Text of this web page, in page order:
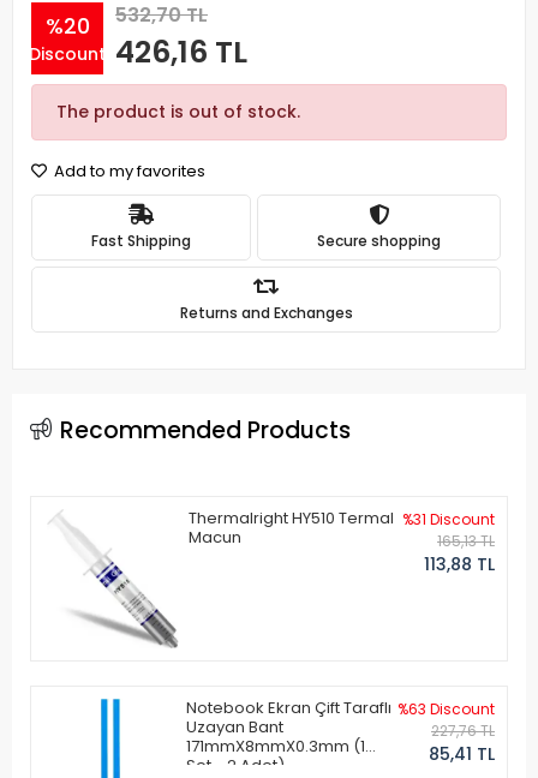
%20
Discount
532,70 TL
426,16 TL
The product is out of stock.
Add to my favorites
Fast Shipping Secure shopping
Returns and Exchanges
Recommended Products
Thermalright HY510 Termal
Macun
%31 Discount
165,13 TL
113,88 TL
Notebook Ekran Çift Taraflı
Uzayan Bant
171mmX8mmX0.3mm (1
Set - 2 Adet)
%63 Discount
227,76 TL
85,41 TL